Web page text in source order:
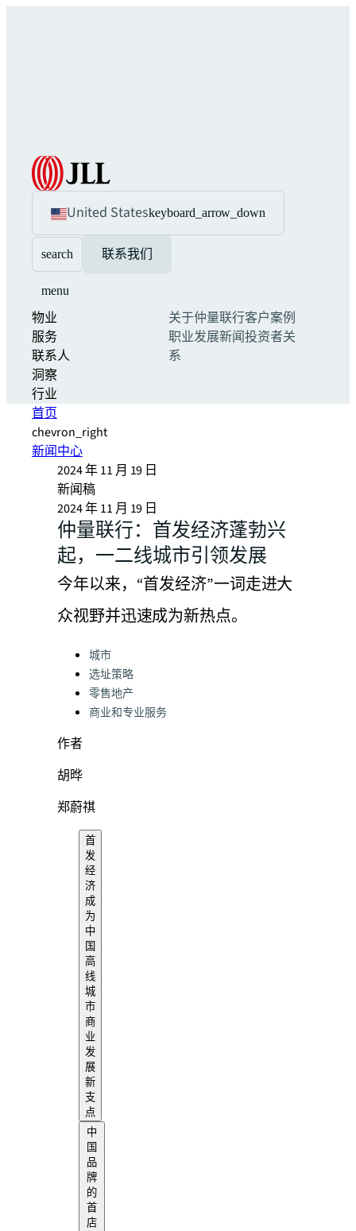
United Stateskeyboard_arrow_down
search 联系我们
menu
物业
服务
联系人
洞察
行业
关于仲量联行客户案例
职业发展新闻投资者关
系
首页
chevron_right
新闻中心
2024 年 11 月 19 日
新闻稿
2024 年 11 月 19 日
仲量联行：首发经济蓬勃兴
起，一二线城市引领发展
今年以来，“首发经济”一词走进大
众视野并迅速成为新热点。
Categories:
城市
选址策略
零售地产
商业和专业服务
作者
胡晔
郑蔚祺
首
发
经
济
成
为
中
国
高
线
城
市
商
业
发
展
新
支
点
中
国
品
牌
的
首
店